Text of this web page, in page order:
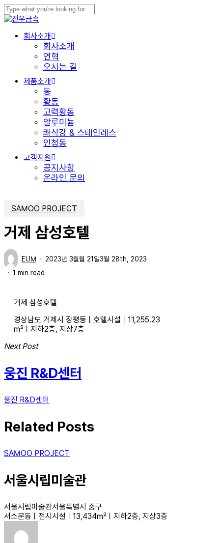
Skip
to
content
Close
Menu
회사소개
회사소개
연혁
오시는 길
제품소개
동
황동
고력황동
알루미늄
쾌삭강 & 스테인레스
인청동
고객지원
공지사항
온라인 문의
SAMOO PROJECT
거제 삼성호텔
EUM 2023년 3월월 21일3월 28th, 2023
1 min read
거제 삼성호텔
경상남도 거제시 장평동ㅣ호텔시설ㅣ11,255.23
㎡ㅣ지하2층, 지상7층
Next Post
웅진 R&D센터
웅진 R&D센터
Related Posts
SAMOO PROJECT
서울시립미술관
서울시립미술관서울특별시 중구
서소문동ㅣ전시시설ㅣ13,434㎡ㅣ지하2층, 지상3층